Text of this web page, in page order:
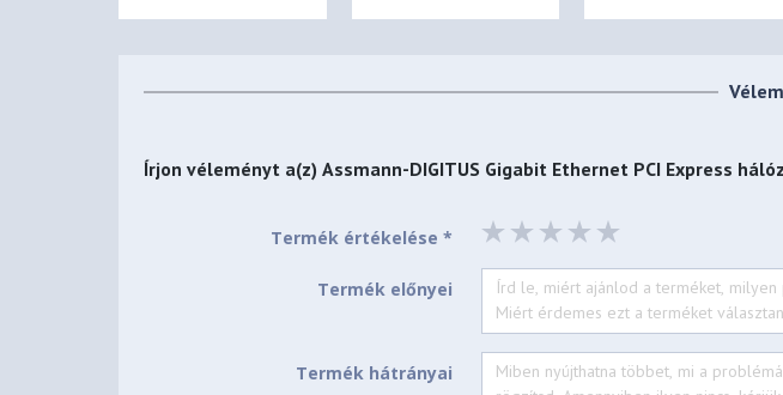
Írjon véleményt a(z)Assmann-DIGITUS Gigabit Ethernet PCI Express
Termék értékelése *
Termék előnyei
Termék hátrányai